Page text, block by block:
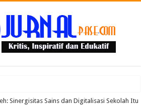
XIII Aceh Utara, Kacabdin Tekankan Cetak
Sinergisitas Sains dan Digitalisasi Sekolah Itu